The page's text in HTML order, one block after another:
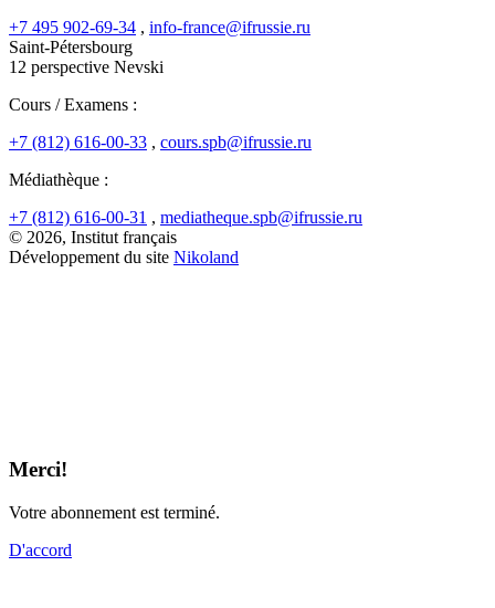
+7 495 902-69-34 , info-france@ifrussie.ru
Saint-Pétersbourg
12 perspective Nevski
Cours / Examens :
+7 (812) 616-00-33 , cours.spb@ifrussie.ru
Médiathèque :
+7 (812) 616-00-31 , mediatheque.spb@ifrussie.ru
© 2026, Institut français
Développement du site Nikoland
Merci!
Votre abonnement est terminé.
D'accord